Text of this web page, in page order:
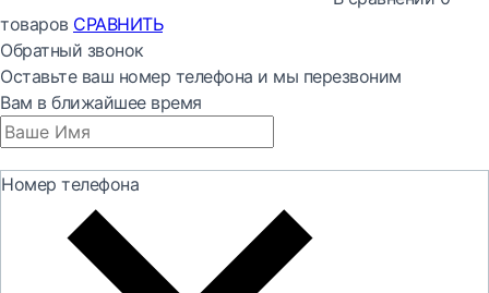
товаров СРАВНИТЬ
Обратный звонок
Оставьте ваш номер телефона и мы перезвоним
Вам в ближайшее время
Номер телефона